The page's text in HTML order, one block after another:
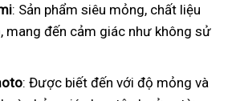
: Sản phẩm siêu mỏng, chất liệu
mang đến cảm giác như không sử
: Được biết đến với độ mỏng và